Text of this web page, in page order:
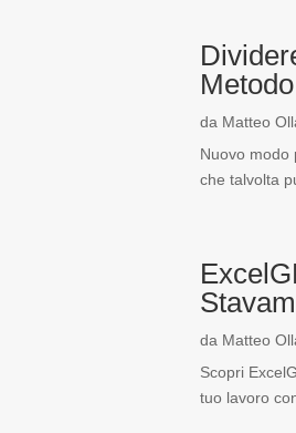
Metodo
da Matteo
Nuovo modo
che talvolta
da Matteo
Scopri
tuo lavoro